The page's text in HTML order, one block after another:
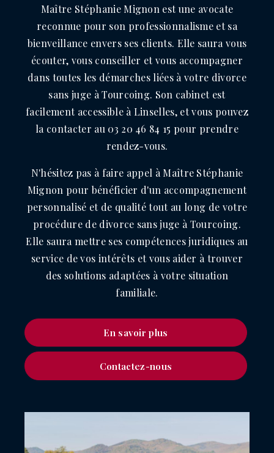
Maître Stéphanie Mignon est une avocate
reconnue pour son professionnalisme et sa
bienveillance envers ses clients. Elle saura vous
écouter, vous conseiller et vous accompagner
dans toutes les démarches liées à votre divorce
sans juge à Tourcoing. Son cabinet est
facilement accessible à Linselles, et vous pouvez
la contacter au 03 20 46 84 15 pour prendre
rendez-vous.
N'hésitez pas à faire appel à Maître Stéphanie
Mignon pour bénéficier d'un accompagnement
personnalisé et de qualité tout au long de votre
procédure de divorce sans juge à Tourcoing.
Elle saura mettre ses compétences juridiques au
service de vos intérêts et vous aider à trouver
des solutions adaptées à votre situation
familiale.
En savoir plus
Contactez-nous